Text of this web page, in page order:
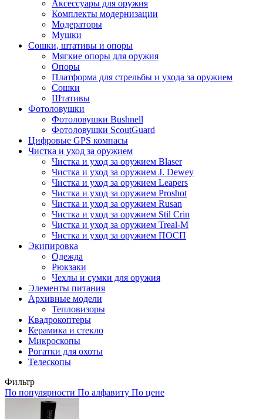
Аксессуары для оружия
Комплекты модернизации
Модераторы
Мушки
Сошки, штативы и опоры
Мягкие опоры для оружия
Опоры
Платформа для стрельбы и ухода за оружием
Сошки
Штативы
Фотоловушки
Фотоловушки Bushnell
Фотоловушки ScoutGuard
Цифровые GPS компасы
Чистка и уход за оружием
Чистка и уход за оружием Blaser
Чистка и уход за оружием J. Dewey
Чистка и уход за оружием Leapers
Чистка и уход за оружием Proshot
Чистка и уход за оружием Rusan
Чистка и уход за оружием Stil Crin
Чистка и уход за оружием Treal-M
Чистка и уход за оружием ПОСП
Экипировка
Одежда
Рюкзаки
Чехлы и сумки для оружия
Элементы питания
Архивные модели
Тепловизоры
Квадрокоптеры
Керамика и стекло
Микроскопы
Рогатки для охоты
Телескопы
Фильтр
По популярности По алфавиту По цене